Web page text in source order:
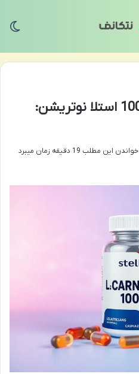
کپسول ال کارنیتین 1000 استلا نوتریشن:
خواندن این مطلب 19 دقیقه زمان میبرد